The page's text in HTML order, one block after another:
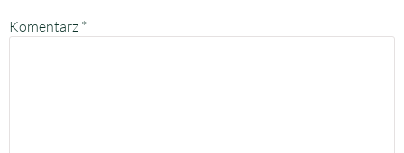
Komentarz *